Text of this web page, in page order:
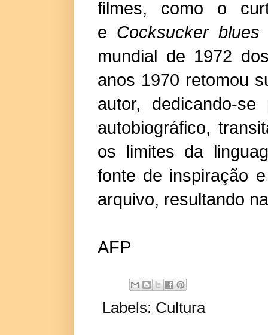
filmes, como o
e Cocksucker blues
mundial de 1972
anos 1970 retomou
autor, dedicando-
autobiográfico,
os limites da
fonte de inspiração
arquivo, resultando
AFP
Labels: Cultura